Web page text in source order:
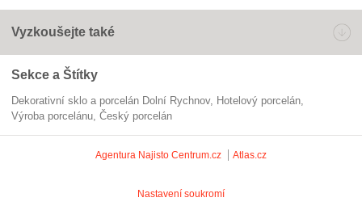
Vyzkoušejte také
Sekce a Štítky
Dekorativní sklo a porcelán Dolní Rychnov
hotelový porcelán
výroba porcelánu
český porcelán
Agentura Najisto Centrum.cz Atlas.cz
Nastavení soukromí